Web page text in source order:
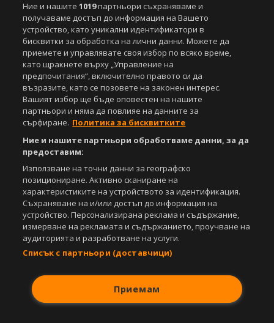
Copyright © 2007-2026 Агенция Спортал. Всички права запазени.
Този уебсайт е собственост наSportal Media Group
За нас Екип За рекламa
Общи условия
Етични правила на НСС
Лични данни
Управление на предпочитания
Съдържанието на този уеб сайт и технологиите, използвани в него, са
под закрила на Закона за авторското право и сродните му права.
Всички статии, репортажи, интервюта и други текстови, графични и
видео материали, публикувани в сайта, са собственост на Агенция
Спортал, освен ако изрично е посочено друго. Допуска се
публикуване на текстови материали само след писмено съгласие на
Агенция Спортал, посочване на източника и добавяне на линк към
www.sportal.bg. Използването на графични и видео материали,
публикувани в сайта, е строго забранено. Нарушителите ще бъдат
санкционирани с цялата строгост на закона.
Свали приложение за:
Powered by:
Ние и нашите1019партньори съхраняваме и
получаваме достъп до информация на Вашето
устройство, като уникални идентификатори в
бисквитки за обработка на лични данни. Можете да
приемете и управлявате своя избор по всяко време,
като щракнете върху „Управление на
предпочитания“, включително правото си да
възразите, като се позовете на законен интерес.
Вашият избор ще бъде оповестен на нашите
партньори и няма да повлияе на данните за
сърфиране. Политика за бисквитките
Ние и нашите партньори обработваме данни, за да
предоставим:
Използване на точни данни за географско
позициониране. Активно сканиране на
характеристиките на устройството за идентификация.
Съхраняване на и/или достъп до информация на
устройство. Персонализирана реклама и съдържание,
измерване на рекламата и съдържанието, проучване на
аудиторията и разработване на услуги.
Списък с партньори (доставчици)
Приемам